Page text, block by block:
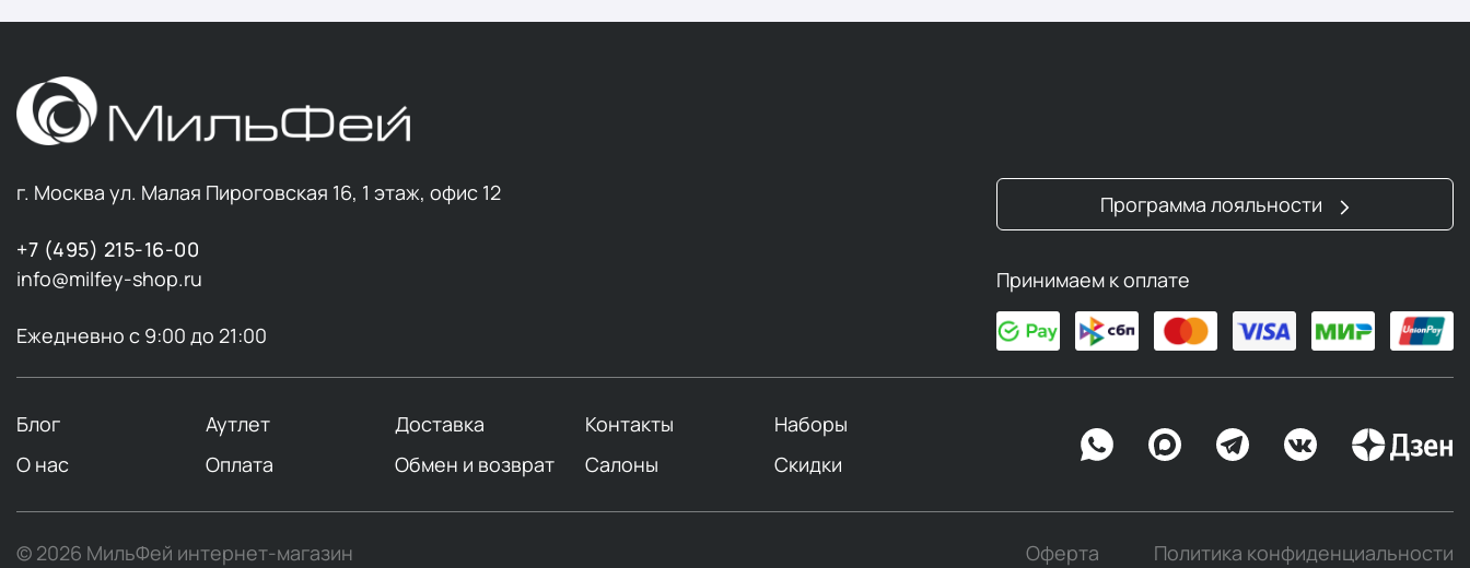
г. Москва ул. Малая Пироговская 16, 1 этаж, офис 12
+7 (495) 215-16-00
info@milfey-shop.ru
Ежедневно с 9:00 до 21:00
Программа лояльности
Принимаем к оплате
Блог Аутлет Доставка Контакты
Наборы
О нас
Оплата Обмен и возврат Салоны Скидки
© 2026 МильФей интернет-магазин Оферта Политика конфиденциальности